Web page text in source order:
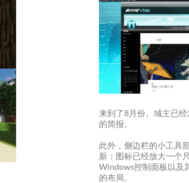
来到了8月份。域主已
的简报。
此外，侧边栏的小工具
新：图标已经放大一个
Windows控制面板以及
的布局。